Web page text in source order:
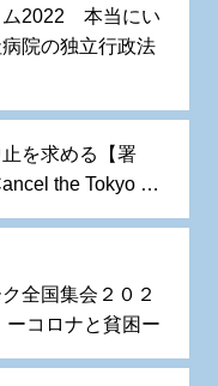
ム2022 本当にい
院の独立行政法
を求める【署
the Tokyo …
全国集会２０２
ーコロナと貧困ー